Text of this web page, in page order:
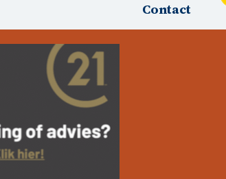
Contact